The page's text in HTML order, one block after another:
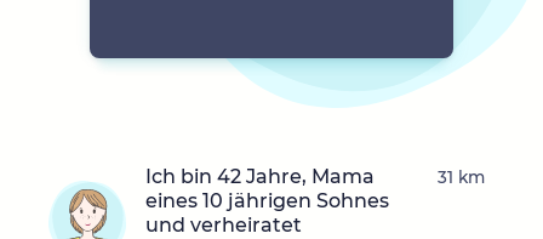
Ich bin 42 Jahre, Mama
eines 10 jährigen Sohnes
und verheiratet
31 km